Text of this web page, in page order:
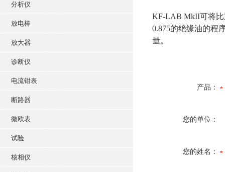
分析仪
放电棒
放大器
诊断仪
电流钳表
断路器
微欧表
试验
核相仪
KF-LAB MkII可将比
0.875的绝缘油的程
量。
产品：
您的单位：
您的姓名：